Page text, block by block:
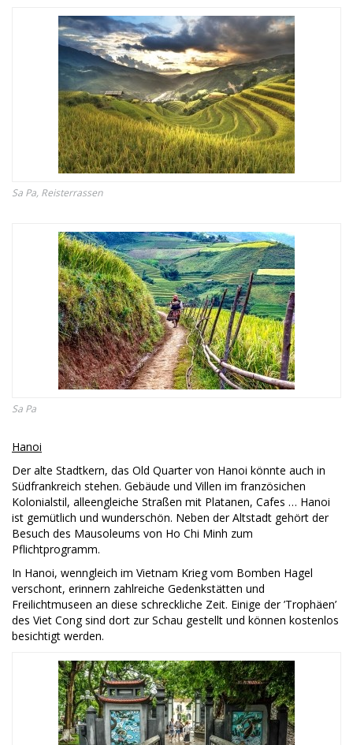
Sa Pa, Reisterrassen
Sa Pa
Hanoi
Der alte Stadtkern, das Old Quarter von Hanoi könnte auch in
Südfrankreich stehen. Gebäude und Villen im französichen
Kolonialstil, alleengleiche Straßen mit Platanen, Cafes … Hanoi
ist gemütlich und wunderschön. Neben der Altstadt gehört der
Besuch des Mausoleums von Ho Chi Minh zum
Pflichtprogramm.
In Hanoi, wenngleich im Vietnam Krieg vom Bomben Hagel
verschont, erinnern zahlreiche Gedenkstätten und
Freilichtmuseen an diese schreckliche Zeit. Einige der ’Trophäen’
des Viet Cong sind dort zur Schau gestellt und können kostenlos
besichtigt werden.